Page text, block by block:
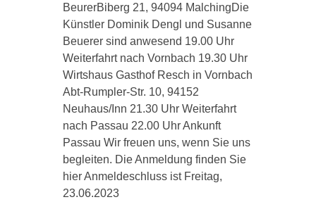
BeurerBiberg 21, 94094 MalchingDie
Künstler Dominik Dengl und Susanne
Beuerer sind anwesend 19.00 Uhr
Weiterfahrt nach Vornbach 19.30 Uhr
Wirtshaus Gasthof Resch in Vornbach
Abt-Rumpler-Str. 10, 94152
Neuhaus/Inn 21.30 Uhr Weiterfahrt
nach Passau 22.00 Uhr Ankunft
Passau Wir freuen uns, wenn Sie uns
begleiten. Die Anmeldung finden Sie
hier Anmeldeschluss ist Freitag,
23.06.2023